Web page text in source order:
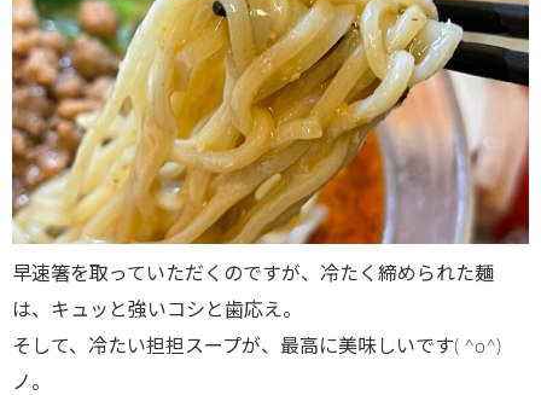
早速箸を取っていただくのですが、冷たく締められた麺
は、キュッと強いコシと歯応え。
そして、冷たい担担スープが、最高に美味しいです( ^o^)
ノ。